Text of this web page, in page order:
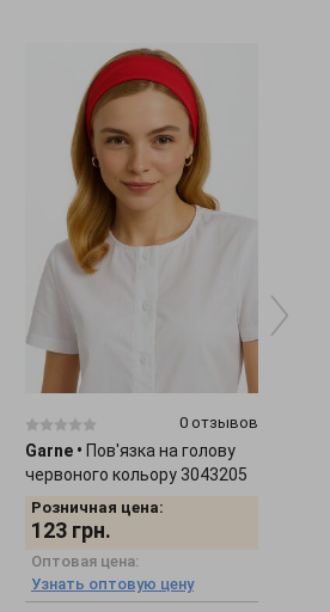
0 отзывов
Garne • Пов'язка на голову
червоного кольору 3043205
Розничная цена:
123 грн.
Оптовая цена:
Узнать оптовую цену